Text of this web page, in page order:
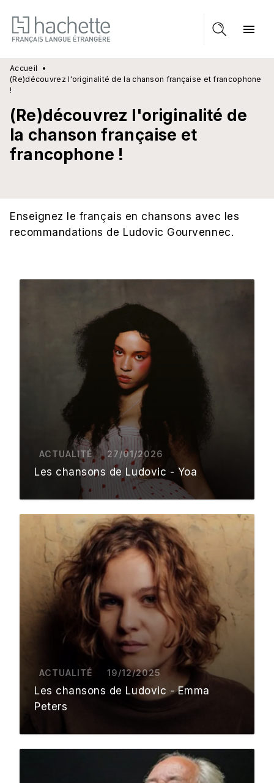
MENU RECHERCHE
CONTENU
PIED DE PAGE
menu
Accueil
•
(Re)découvrez l'originalité de la chanson française et francophone
!
(Re)découvrez l'originalité de
la chanson française et
francophone !
Enseignez le français en chansons avec les
recommandations de Ludovic Gourvennec.
ACTUALITÉ 27/01/2026
Les chansons de Ludovic - Yoa
ACTUALITÉ 19/12/2025
Les chansons de Ludovic - Emma
Peters